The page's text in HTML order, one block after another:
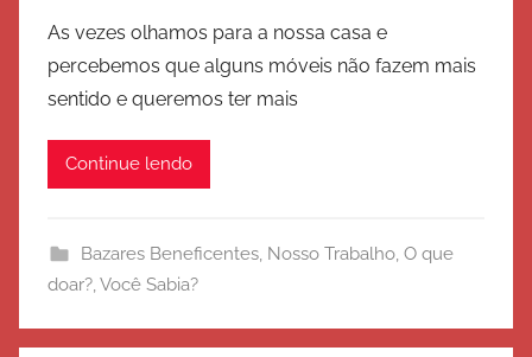
r
E
t
e
As vezes olhamos para a nossa casa e
percebemos que alguns móveis não fazem mais
sentido e queremos ter mais
Continue lendo
Bazares Beneficentes, Nosso Trabalho, O que
doar?,Você Sabia?